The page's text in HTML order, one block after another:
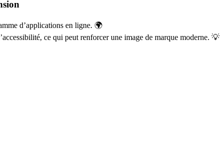
d’applications en ligne. 🌍
ce qui peut renforcer une image de marque moderne. 💡